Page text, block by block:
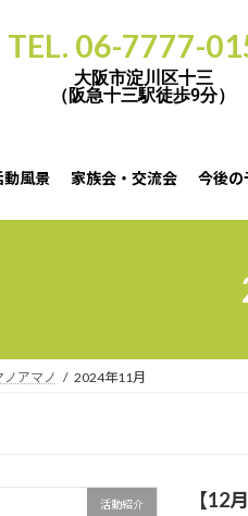
TEL. 06-7777-
大阪市淀川区十三
（阪急十三駅徒歩9分）
動風景 家族会・交流会 今後の
アマノ 2024年11月
活動紹介
【12